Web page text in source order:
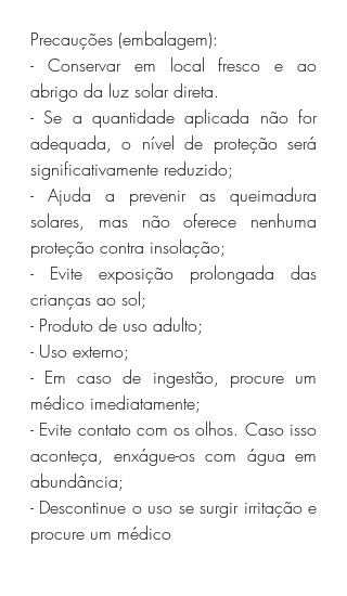
Precauções (embalagem):
- Conservar em local fresco e ao
abrigo da luz solar direta.
- Se a quantidade aplicada não for
adequada, o nível de proteção será
significativamente reduzido;
- Ajuda a prevenir as queimadura
solares, mas não oferece nenhuma
proteção contra insolação;
- Evite exposição prolongada das
crianças ao sol;
- Produto de uso adulto;
- Uso externo;
- Em caso de ingestão, procure um
médico imediatamente;
- Evite contato com os olhos. Caso isso
aconteça, enxágue-os com água em
abundância;
- Descontinue o uso se surgir irritação e
procure um médico